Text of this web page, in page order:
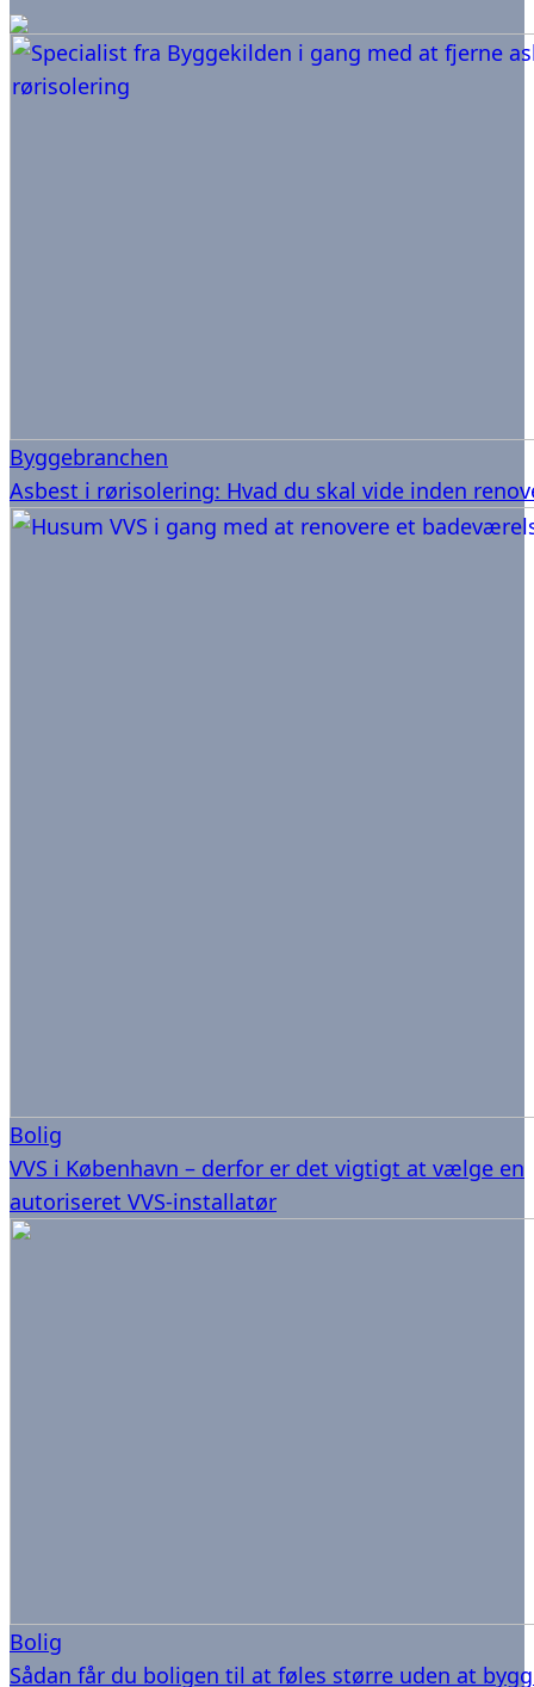
Byggebranchen
Asbest i rørisolering: Hvad du skal vide inden
Bolig
VVS i København – derfor er det vigtigt at vælge en
autoriseret VVS-installatør
Bolig
Sådan får du boligen til at føles større uden at